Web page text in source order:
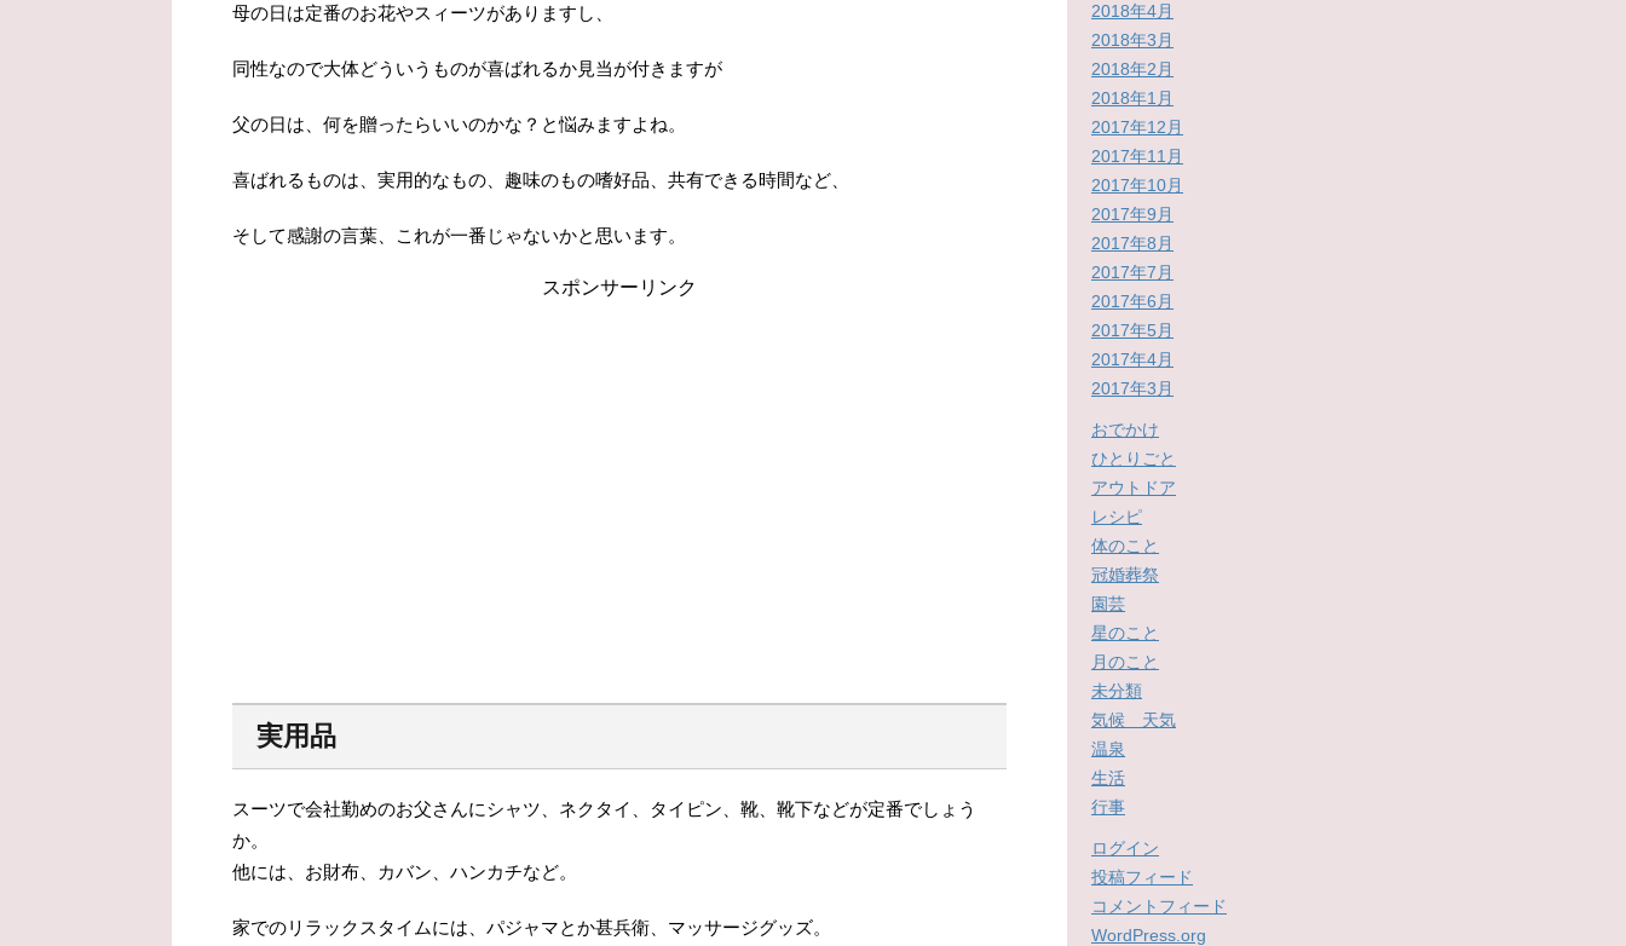
母の日は定番のお花やスィーツがありますし、
同性なので大体どういうものが喜ばれるか見当が付きますが
父の日は、何を贈ったらいいのかな？と悩みますよね。
喜ばれるものは、実用的なもの、趣味のもの嗜好品、共有できる時間など、
そして感謝の言葉、これが一番じゃないかと思います。
スポンサーリンク
実用品
スーツで会社勤めのお父さんにシャツ、ネクタイ、タイピン、靴、靴下などが定番でしょう
か。
他には、お財布、カバン、ハンカチなど。
家でのリラックスタイムには、パジャマとか甚兵衛、マッサージグッズ。
2018年4月
2018年3月
2018年2月
2018年1月
2017年12月
2017年11月
2017年10月
2017年9月
2017年8月
2017年7月
2017年6月
2017年5月
2017年4月
2017年3月
おでかけ
ひとりごと
アウトドア
レシピ
体のこと
冠婚葬祭
園芸
星のこと
月のこと
未分類
気候 天気
温泉
生活
行事
ログイン
投稿フィード
コメントフィード
WordPress.org